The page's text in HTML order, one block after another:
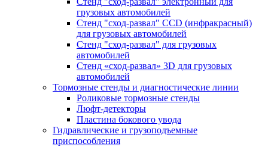
грузовых автомобилей
Стенд "сход-развал" CCD (инфракрасный)
для грузовых автомобилей
Стенд "сход-развал" для грузовых
автомобилей
Стенд «сход-развал» 3D для грузовых
автомобилей
Тормозные стенды и диагностические линии
Роликовые тормозные стенды
Люфт-детекторы
Пластина бокового увода
Гидравлические и грузоподъемные
приспособления